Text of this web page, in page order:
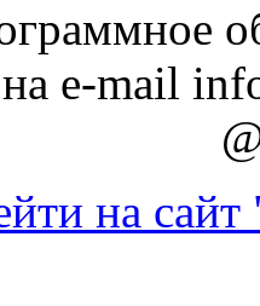
на e-mail
на